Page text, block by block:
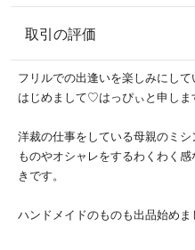
取引の評価
フリルでの出逢いを楽しみにし
はじめまして♡はっぴぃと申しま
洋裁の仕事をしている母親のミ
ものやオシャレをするわくわく
きです。
ハンドメイドのものも出品始め